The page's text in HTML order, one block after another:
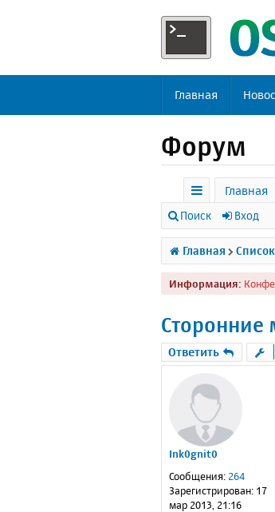
Главная
Форум
с
ы
л
к
Главная
Поиск Вход
Главная
Информация:
Сторонние
Ответить
Ink0gnit0
Сообщения: 264
Зарегистрирован: 17
мар 2013, 21:16